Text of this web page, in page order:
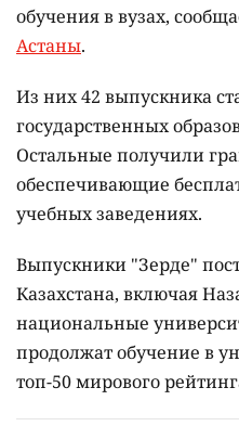
обучения в вузах,
Астаны.
Из них 42 выпускника
государственных
Остальные получили
обеспечивающие
учебных заведениях.
Выпускники "Зерде"
Казахстана, включая
национальные
продолжат обучение в
топ-50 мирового